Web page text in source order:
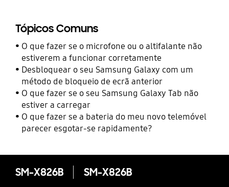
Tópicos Comuns
O que fazer se o microfone ou o altifalante não
estiverem a funcionar corretamente
Desbloquear o seu Samsung Galaxy com um
método de bloqueio de ecrã anterior
O que fazer se o seu Samsung Galaxy Tab não
estiver a carregar
O que fazer se a bateria do meu novo telemóvel
parecer esgotar-se rapidamente?
SM-X826B SM-X826B